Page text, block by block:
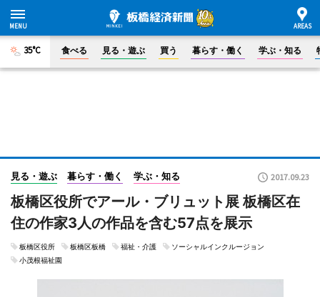
35°C 食べる 見る・遊ぶ 買う 暮らす・働く 学ぶ・知る
見る・遊ぶ 暮らす・働く 学ぶ・知る 2017.09.23
板橋区役所でアール・ブリュット展 板橋区在
住の作家3人の作品を含む57点を展示
板橋区役所 板橋区板橋 福祉・介護
ソーシャルインクルージョン
小茂根福祉園